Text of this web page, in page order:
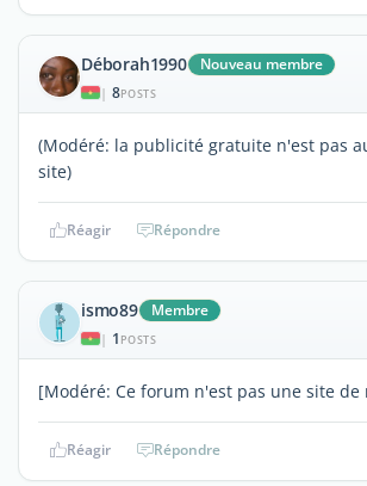
Déborah1990 Nouveau membre
| 8POSTS
(Modéré: la publicité gratuite n'est pas
site)
Réagir Répondre
ismo89 Membre
| 1 POSTS
[Modéré: Ce forum n'est pas une site de
Réagir Répondre